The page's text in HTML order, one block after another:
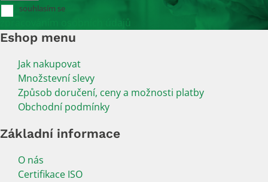
souhlasím se
zpracováním osobních údajů
Eshop menu
Jak nakupovat
Množstevní slevy
Způsob doručení, ceny a možnosti platby
Obchodní podmínky
Základní informace
O nás
Certifikace ISO